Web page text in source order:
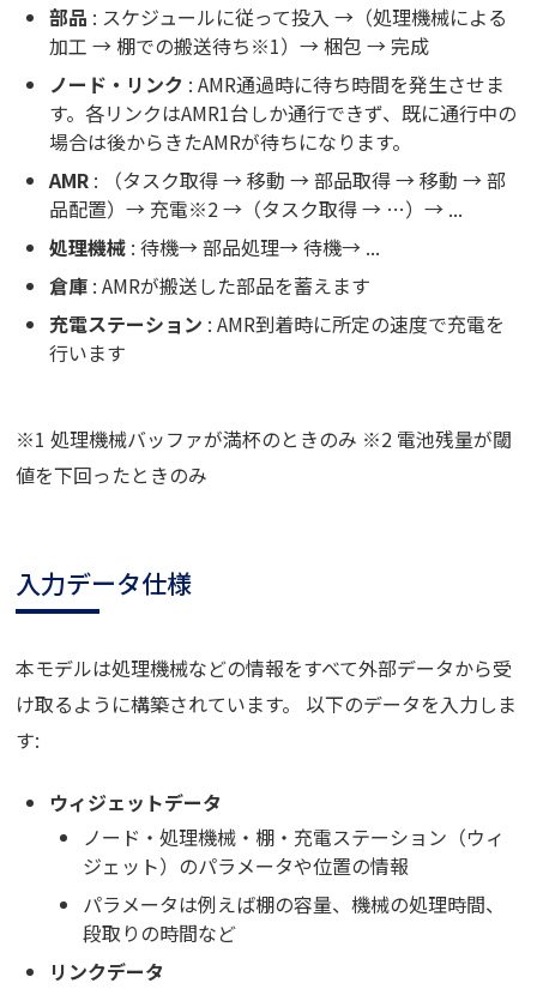
部品 : スケジュールに従って投入 →（処理機械による
加工 → 棚での搬送待ち※1）→ 梱包 → 完成
ノード・リンク : AMR通過時に待ち時間を発生させま
す。各リンクはAMR1台しか通行できず、既に通行中の
場合は後からきたAMRが待ちになります。
AMR : （タスク取得 → 移動 → 部品取得 → 移動 → 部
品配置）→ 充電※2 →（タスク取得 → …）→ ...
処理機械 : 待機→ 部品処理→ 待機→ ...
倉庫 : AMRが搬送した部品を蓄えます
充電ステーション : AMR到着時に所定の速度で充電を
行います
※1 処理機械バッファが満杯のときのみ ※2 電池残量が閾
値を下回ったときのみ
入力データ仕様
本モデルは処理機械などの情報をすべて外部データから受
け取るように構築されています。 以下のデータを入力しま
す:
ウィジェットデータ
ノード・処理機械・棚・充電ステーション（ウィ
ジェット）のパラメータや位置の情報
パラメータは例えば棚の容量、機械の処理時間、
段取りの時間など
リンクデータ